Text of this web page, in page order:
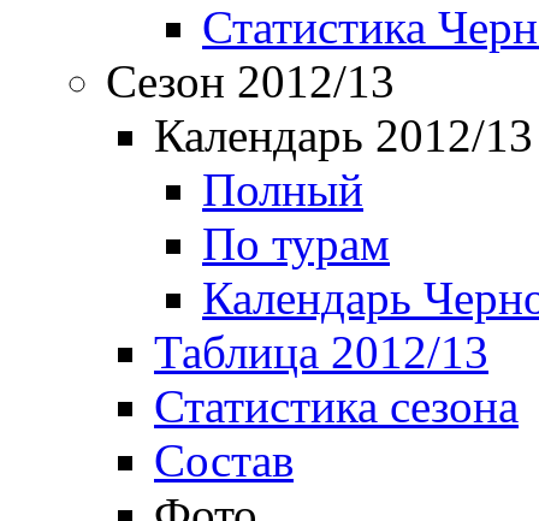
Статистика
Сезон 2012/13
Календарь 2012/13
Полный
По турам
Календарь
Таблица 2012/13
Статистика сезона
Состав